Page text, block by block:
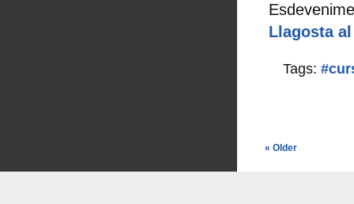
Llagosta
Tags:
« Older